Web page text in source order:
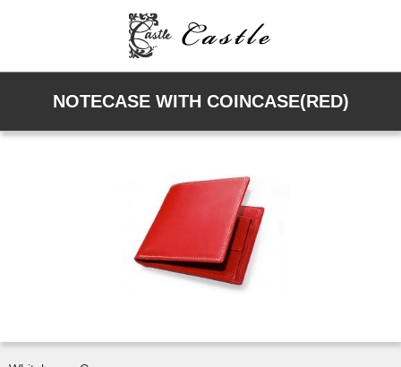
NOTECASE WITH COINCASE(RED)